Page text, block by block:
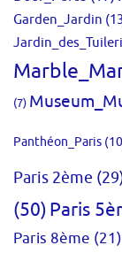
Garden_Jardin
(7)
Panthéon_Paris
Paris 2ème
(50)Paris
Paris 8ème (21)